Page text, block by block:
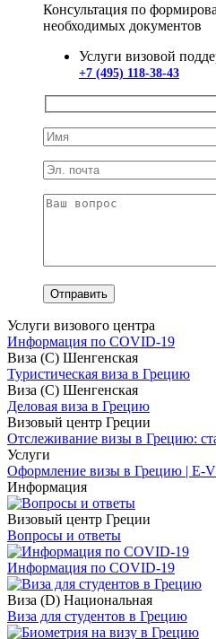
Консультация по
необходимых документов
Услуги визовой
+7 (495) 118-38-43
Услуги визового центра
Информация по COVID-19
Виза (C) Шенгенская
Туристическая виза в Грецию
Виза (C) Шенгенская
Деловая виза в Грецию
Визовый центр Греции
Отслеживание визы в Грецию:
Услуги
Оформление визы в Грецию | E-
Информация
Визовый центр Греции
Вопросы и ответы
Информация по COVID-19
Виза (D) Национальная
Виза для студентов в Грецию